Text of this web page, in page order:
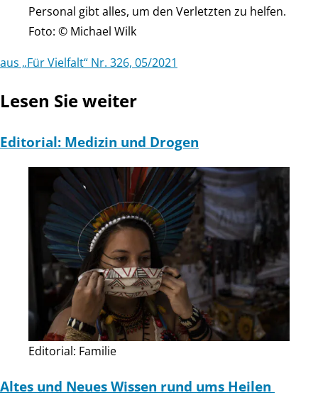
Personal gibt alles, um den Verletzten zu helfen.
Foto: © Michael Wilk
aus „Für Vielfalt“ Nr. 326, 05/2021
Lesen Sie weiter
Editorial: Medizin und Drogen
Editorial: Familie
Altes und Neues Wissen rund ums Heilen